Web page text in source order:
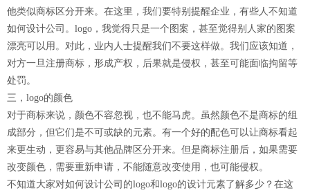
他类似商标区分开来。在这里，我们要特别提醒企业，有些人不知道
如何设计公司。logo，我觉得只是一个图案，甚至觉得别人家的图案
漂亮可以用。对此，业内人士提醒我们不要这样做。我们应该知道，
对方一旦注册商标，形成产权，后果就是侵权，甚至可能面临拘留等
处罚。
三，logo的颜色
对于商标来说，颜色不容忽视，也不能马虎。虽然颜色不是商标的组
成部分，但它们是不可或缺的元素。有一个好的配色可以让商标看起
来更生动，更容易与其他品牌区分开来。但是商标注册后，如果需要
改变颜色，需要重新申请，不能随意改变使用，也可能侵权。
不知道大家对如何设计公司的logo和logo的设计元素了解多少？在这